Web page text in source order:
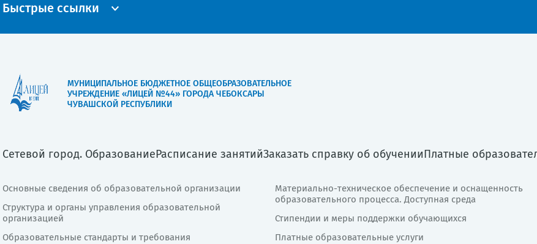
Быстрые ссылки
МУНИЦИПАЛЬНОЕ БЮДЖЕТНОЕ ОБЩЕОБРАЗОВАТЕЛЬНОЕ
УЧРЕЖДЕНИЕ «ЛИЦЕЙ №44» ГОРОДА ЧЕБОКСАРЫ
ЧУВАШСКОЙ РЕСПУБЛИКИ
Сетевой город. ОбразованиеРасписание занятийЗаказать справку об обученииПлатные
Основные сведения об образовательной организации
Структура и органы управления образовательной
организацией
Образовательные стандарты и требования
Материально-техническое обеспечение и оснащенность
образовательного процесса. Доступная среда
Стипендии и меры поддержки обучающихся
Платные образовательные услуги